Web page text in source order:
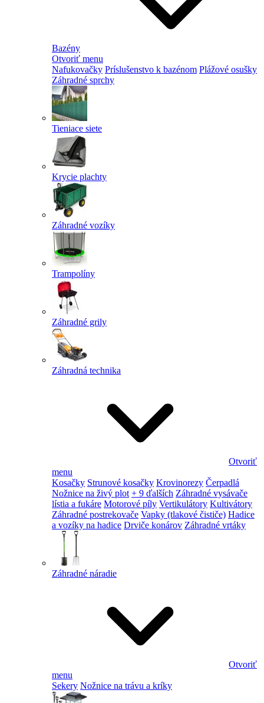
Bazény
Otvoriť menu
Nafukovačky Príslušenstvo k bazénom Plážové osušky
Záhradné sprchy
Tieniace siete
Krycie plachty
Záhradné vozíky
Trampolíny
Záhradné grily
Záhradná technika
Otvoriť
menu
Kosačky Strunové kosačky Krovinorezy Čerpadlá
Nožnice na živý plot + 9 ďalších Záhradné vysávače
lístia a fukáre Motorové píly Vertikulátory Kultivátory
Záhradné postrekovače Vapky (tlakové čističe) Hadice
a vozíky na hadice Drviče konárov Záhradné vrtáky
Záhradné náradie
Otvoriť
menu
Sekery Nožnice na trávu a kríky